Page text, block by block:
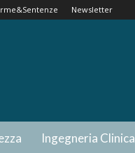
Newsletter
Ingegneria Clinica